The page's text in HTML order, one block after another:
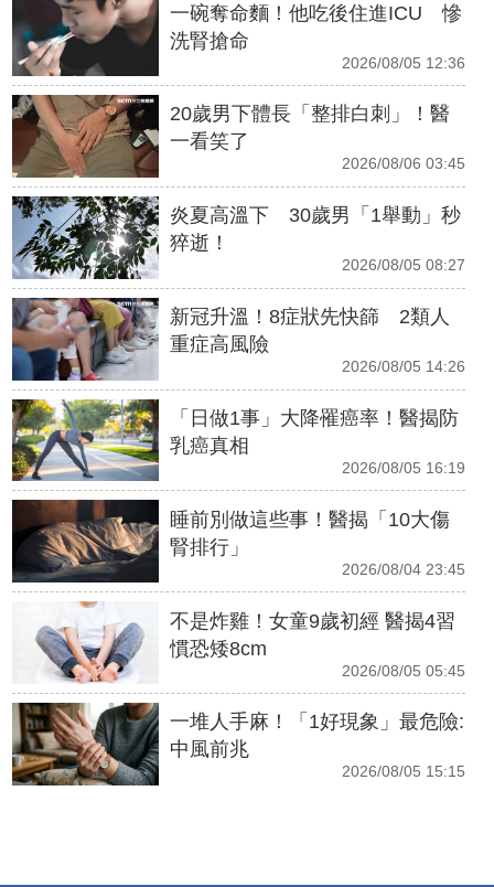
一碗奪命麵！他吃後住進ICU 慘
洗腎搶命
2026/08/05 12:36
20歲男下體長「整排白刺」！醫
一看笑了
2026/08/06 03:45
炎夏高溫下 30歲男「1舉動」秒
猝逝！
2026/08/05 08:27
新冠升溫！8症狀先快篩 2類人
重症高風險
2026/08/05 14:26
「日做1事」大降罹癌率！醫揭防
乳癌真相
2026/08/05 16:19
睡前別做這些事！醫揭「10大傷
腎排行」
2026/08/04 23:45
不是炸雞！女童9歲初經 醫揭4習
慣恐矮8cm
2026/08/05 05:45
一堆人手麻！「1好現象」最危險:
中風前兆
2026/08/05 15:15